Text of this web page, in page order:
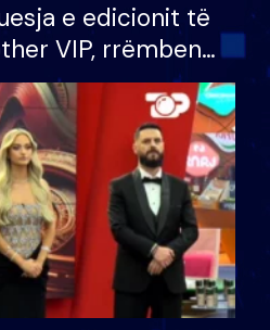
e edicionit të
VIP, rrëmben
100 mijë eurosh